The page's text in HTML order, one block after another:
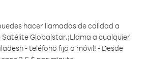
hacer llamadas de calidad a
Satélite Globalstar.¡Llama a cualquier
- teléfono fijo o móvil! - Desde